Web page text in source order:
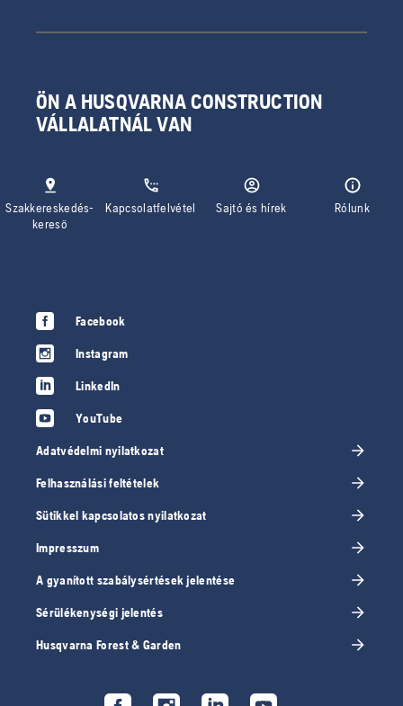
ÖN A HUSQVARNA CONSTRUCTION
VÁLLALATNÁL VAN
Szakkereskedés-
kereső
Kapcsolatfelvétel Sajtó és hírek Rólunk
Facebook
Instagram
LinkedIn
YouTube
Adatvédelmi nyilatkozat
Felhasználási feltételek
Sütikkel kapcsolatos nyilatkozat
Impresszum
A gyanított szabálysértések jelentése
Sérülékenységi jelentés
Husqvarna Forest & Garden